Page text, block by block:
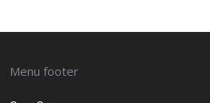
Menu footer